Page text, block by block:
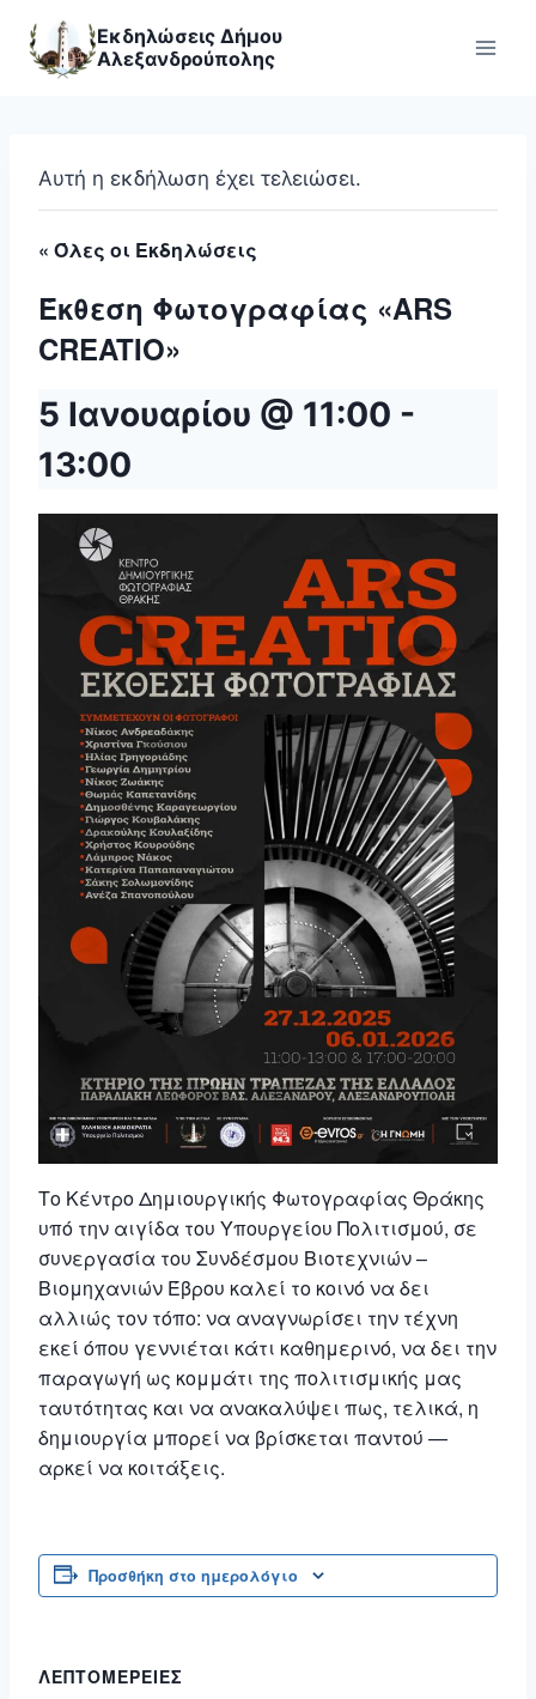
content
Εκδηλώσεις Δήμου
Αλεξανδρούπολης
Αυτή η εκδήλωση έχει τελειώσει.
« Όλες οι Εκδηλώσεις
Έκθεση Φωτογραφίας «ARS
CREATIO»
5 Ιανουαρίου @ 11:00 -
13:00
Το Κέντρο Δημιουργικής Φωτογραφίας Θράκης
υπό την αιγίδα του Υπουργείου Πολιτισμού, σε
συνεργασία του Συνδέσμου Βιοτεχνιών –
Βιομηχανιών Έβρου καλεί το κοινό να δει
αλλιώς τον τόπο: να αναγνωρίσει την τέχνη
εκεί όπου γεννιέται κάτι καθημερινό, να δει την
παραγωγή ως κομμάτι της πολιτισμικής μας
ταυτότητας και να ανακαλύψει πως, τελικά, η
δημιουργία μπορεί να βρίσκεται παντού —
αρκεί να κοιτάξεις.
Προσθήκη στο ημερολόγιο
ΛΕΠΤΟΜΈΡΕΙΕΣ